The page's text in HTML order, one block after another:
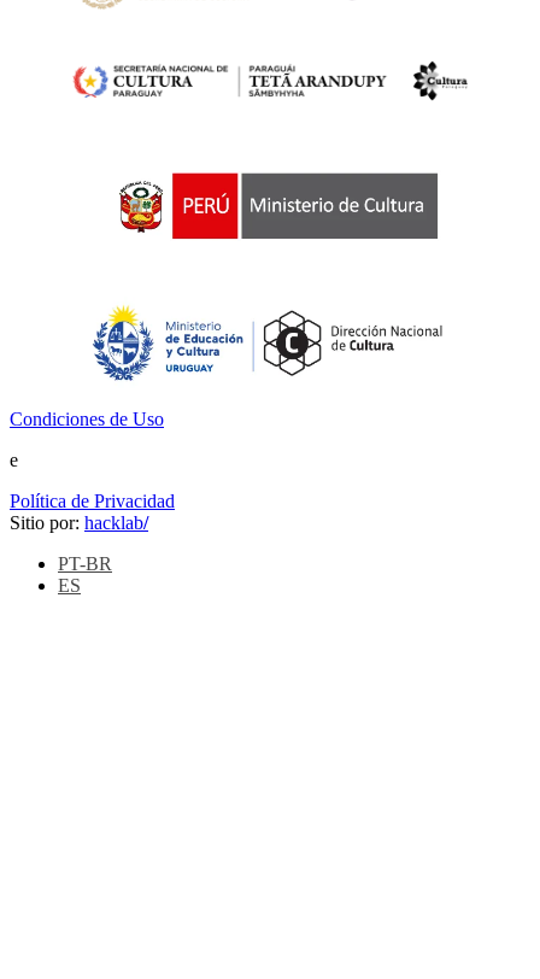
Condiciones de Uso
e
Política de Privacidad
Sitio por: hacklab/
PT-BR
ES